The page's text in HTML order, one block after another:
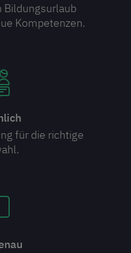
Bildungsurlaub
Kompetenzen.
für die richtige